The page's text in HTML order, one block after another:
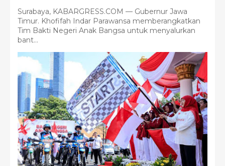
Surabaya, KABARGRESS.COM — Gubernur Jawa
Timur. Khofifah Indar Parawansa memberangkatkan
Tim Bakti Negeri Anak Bangsa untuk menyalurkan
bant...